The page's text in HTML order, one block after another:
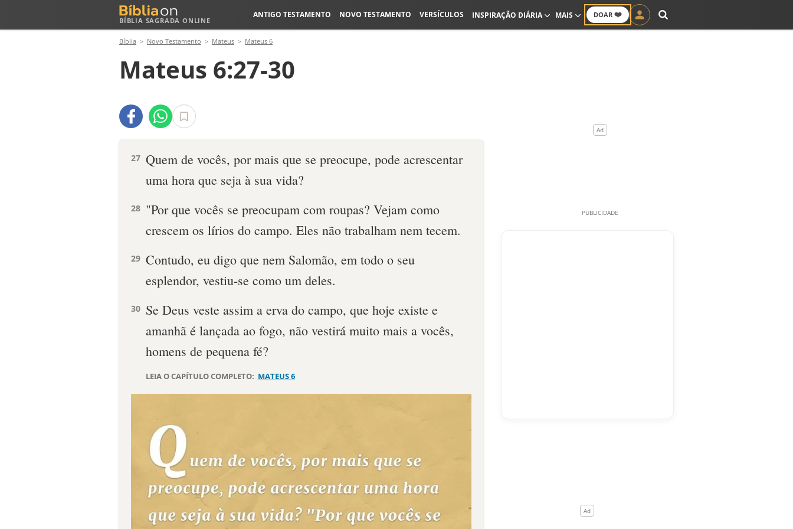
BÍBLIA SAGRADA ONLINE
DOAR ❤️
ANTIGO TESTAMENTO NOVO TESTAMENTO VERSÍCULOS INSPIRAÇÃO DIÁRIA MAIS
Bíblia Novo Testamento Mateus Mateus 6
Mateus 6:27-30
27 Quem de vocês, por mais que se preocupe, pode acrescentar
uma hora que seja à sua vida?
28 "Por que vocês se preocupam com roupas? Vejam como
crescem os lírios do campo. Eles não trabalham nem tecem.
29 Contudo, eu digo que nem Salomão, em todo o seu
esplendor, vestiu-se como um deles.
30 Se Deus veste assim a erva do campo, que hoje existe e
amanhã é lançada ao fogo, não vestirá muito mais a vocês,
homens de pequena fé?
LEIA O CAPÍTULO COMPLETO: MATEUS 6